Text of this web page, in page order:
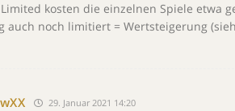
kosten die einzelnen Spiele etwa
auch noch limitiert = Wertsteigerung
29. Januar 2021 14:20